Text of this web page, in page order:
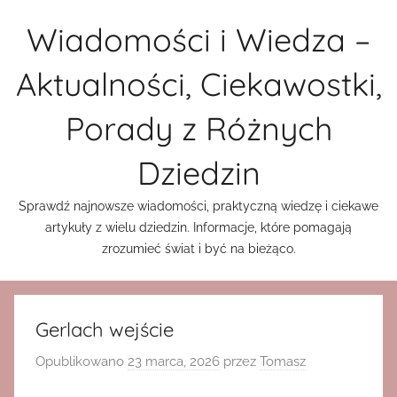
Wiadomości i Wiedza –
Aktualności, Ciekawostki,
Porady z Różnych
Dziedzin
Sprawdź najnowsze wiadomości, praktyczną wiedzę i ciekawe
artykuły z wielu dziedzin. Informacje, które pomagają
zrozumieć świat i być na bieżąco.
Gerlach wejście
Opublikowano 23 marca, 2026 przez Tomasz